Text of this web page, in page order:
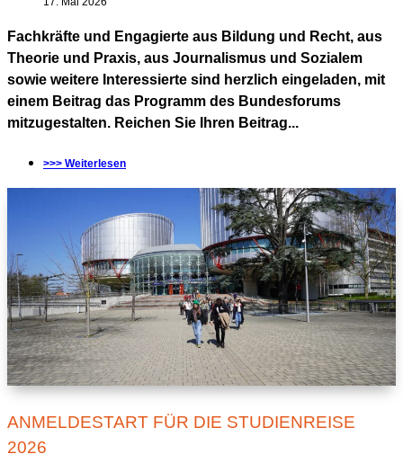
Fachkräfte und Engagierte aus Bildung und Recht, aus
Theorie und Praxis, aus Journalismus und Sozialem
sowie weitere Interessierte sind herzlich eingeladen, mit
einem Beitrag das Programm des Bundesforums
mitzugestalten. Reichen Sie Ihren Beitrag...
>>> Weiterlesen
ANMELDESTART FÜR DIE STUDIENREISE
2026